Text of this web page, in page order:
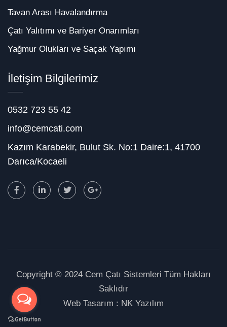
Tavan Arası Havalandırma
Çatı Yalıtımı ve Bariyer Onarımları
Yağmur Olukları ve Saçak Yapımı
İletişim Bilgilerimiz
0532 723 55 42
info@cemcati.com
Kazım Karabekir, Bulut Sk. No:1 Daire:1, 41700
Darıca/Kocaeli
Copyright © 2024 Cem Çatı Sistemleri Tüm Hakları
Saklıdır
Web Tasarım : NK Yazılım